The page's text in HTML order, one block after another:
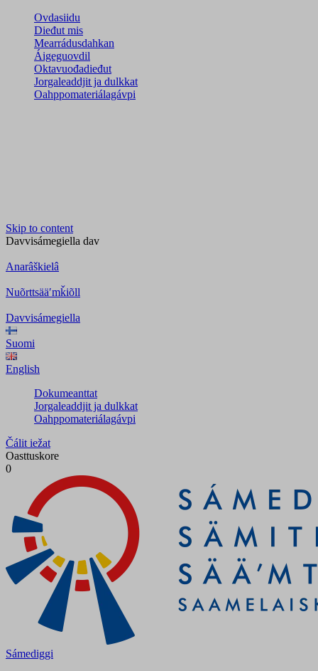
Ovdasiidu
Dieđut mis
Mearrádusdahkan
Áigeguovdil
Oktavuođadieđut
Jorgaleaddjit ja dulkkat
Oahppomateriálagávpi
Skip to content
Davvisámegiella dav
Anarâškielâ
Nuõrttsääʹmǩiõll
Davvisámegiella
Suomi
English
Dokumeanttat
Jorgaleaddjit ja dulkkat
Oahppomateriálagávpi
Čálit iežat
Oasttuskore
0
Sámediggi